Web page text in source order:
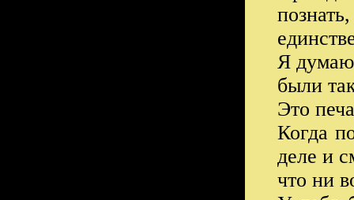
Я
были
Это
Когда
деле и
что ни